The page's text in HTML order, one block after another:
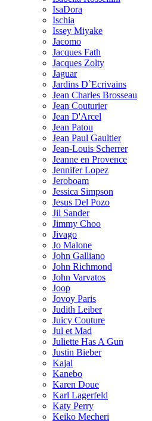
IsaDora
Ischia
Issey Miyake
Jacomo
Jacques Fath
Jacques Zolty
Jaguar
Jardins D`Ecrivains
Jean Charles Brosseau
Jean Couturier
Jean D'Arcel
Jean Patou
Jean Paul Gaultier
Jean-Louis Scherrer
Jeanne en Provence
Jennifer Lopez
Jeroboam
Jessica Simpson
Jesus Del Pozo
Jil Sander
Jimmy Choo
Jivago
Jo Malone
John Galliano
John Richmond
John Varvatos
Joop
Jovoy Paris
Judith Leiber
Juicy Couture
Jul et Mad
Juliette Has A Gun
Justin Bieber
Kajal
Kanebo
Karen Doue
Karl Lagerfeld
Katy Perry
Keiko Mecheri